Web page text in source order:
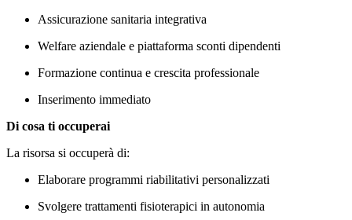
Assicurazione sanitaria integrativa
Welfare aziendale e piattaforma sconti dipendenti
Formazione continua e crescita professionale
Inserimento immediato
Di cosa ti occuperai
La risorsa si occuperà di:
Elaborare programmi riabilitativi personalizzati
Svolgere trattamenti fisioterapici in autonomia